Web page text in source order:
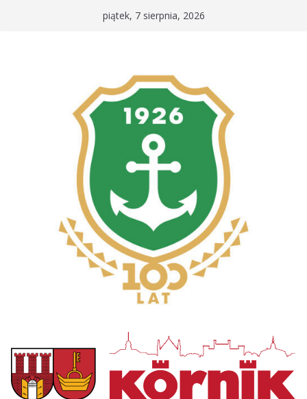
piątek, 7 sierpnia, 2026